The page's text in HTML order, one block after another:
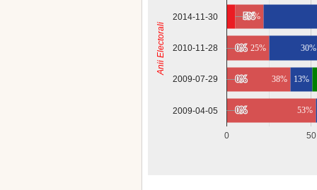
0 50
2014-11-30
2010-11-28
2009-07-29
2009-04-05
5%
5%
0%
0%
0%
0%
0%
0%
17%
25%
38%
53%
30%
13%
Anii Electorali